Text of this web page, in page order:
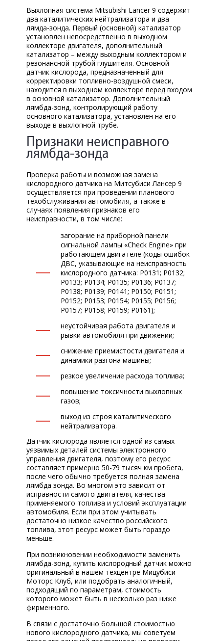
Выхлопная система Mitsubishi Lancer 9 содержит
два каталитических нейтрализатора и два
лямда-зонда. Первый (основной) катализатор
установлен непосредственно в выходном
коллекторе двигателя, дополнительный
катализатор – между выходным коллектором и
резонансной трубой глушителя. Основной
датчик кислорода, предназначенный для
корректировки топливно-воздушной смеси,
находится в выходном коллекторе перед входом
в основной катализатор. Дополнительный
лямбда-зонд, контролирующий работу
основного катализатора, установлен на его
выходе в выхлопной трубе.
Признаки неисправного
лямбда-зонда
Проверка работы и возможная замена
кислородного датчика на Митсубиси Лансер 9
осуществляется при проведении планового
техобслуживания автомобиля, а также в
случаях появления признаков его
неисправности, в том числе:
загорание на приборной панели
сигнальной лампы «Check Engine» при
работающем двигателе (коды ошибок
ДВС, указывающие на неисправность
кислородного датчика: P0131; P0132;
P0133; P0134; P0135; P0136; P0137;
P0138; P0139; P0141; P0150; P0151;
P0152; P0153; P0154; P0155; P0156;
P0157; P0158; P0159; P0161);
неустойчивая работа двигателя и
рывки автомобиля при движении;
снижение приемистости двигателя и
динамики разгона машины;
резкое увеличение расхода топлива;
повышение токсичности выхлопных
газов;
выход из строя каталитического
нейтрализатора.
Датчик кислорода является одной из самых
уязвимых деталей системы электронного
управления двигателя, поэтому его ресурс
составляет примерно 50-79 тысяч км пробега,
после чего обычно требуется полная замена
лямбда зонда. Во многом это зависит от
исправности самого двигателя, качества
применяемого топлива и условий эксплуатации
автомобиля. Если при этом учитывать
достаточно низкое качество российского
топлива, этот ресурс может быть гораздо
меньше.
При возникновении необходимости заменить
лямбда-зонд, купить кислородный датчик можно
оригинальный в нашем техцентре Мицубиси
Моторс Клуб, или подобрать аналогичный,
подходящий по параметрам, стоимость
которого может быть в несколько раз ниже
фирменного.
В связи с достаточно большой стоимостью
нового кислородного датчика, мы советуем